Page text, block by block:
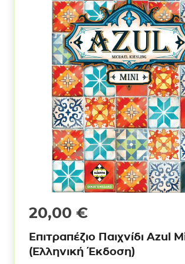
20,00 €
Επιτραπέζιο Παιχνίδι Azul
(Ελληνική Έκδοση)